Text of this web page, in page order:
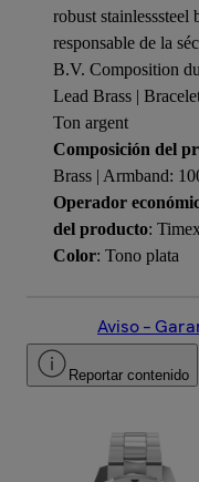
robust stainlesssteel
responsable de la
B.V. Composition
Lead Brass |
Ton argent
Composición del
Brass | Armband:
Operador
del producto:
Color: Tono plata
Aviso –
Reportar contenido